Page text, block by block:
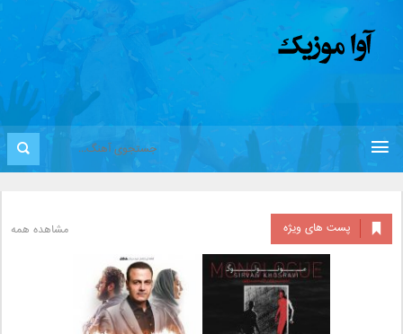
پست های ویژه مشاهده همه